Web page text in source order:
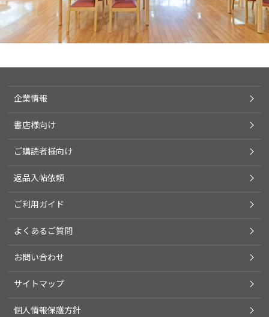
企業情報
書店様向け
ご購読者様向け
返品入帖依頼
ご利用ガイド
よくあるご質問
お問い合わせ
サイトマップ
個人情報保護方針